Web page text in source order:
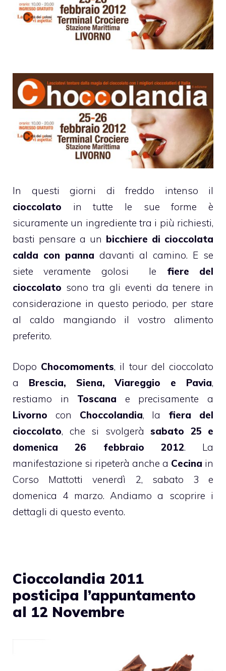
In questi giorni di freddo intenso il
cioccolato in tutte le sue forme è
sicuramente un ingrediente tra i più richiesti,
basti pensare a un bicchiere di cioccolata
calda con panna davanti al camino. E se
siete veramente golosi le fiere del
cioccolato sono tra gli eventi da tenere in
considerazione in questo periodo, per stare
al caldo mangiando il vostro alimento
preferito.
Dopo Chocomoments, il tour del cioccolato
a Brescia, Siena, Viareggio e Pavia,
restiamo in Toscana e precisamente a
Livorno con Choccolandia, la fiera del
cioccolato, che si svolgerà sabato 25 e
domenica 26 febbraio 2012. La
manifestazione si ripeterà anche a Cecina in
Corso Mattotti venerdì 2, sabato 3 e
domenica 4 marzo. Andiamo a scoprire i
dettagli di questo evento.
Cioccolandia 2011
posticipa l’appuntamento
al 12 Novembre